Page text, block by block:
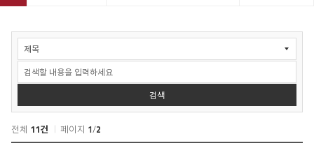
학
문
색
검색
전체 11건 페이지 1/2